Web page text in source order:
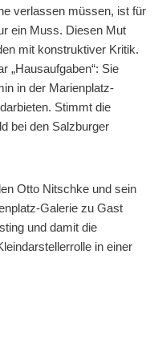
verlassen müssen, ist für
ein Muss. Diesen Mut
mit konstruktiver Kritik.
„Hausaufgaben“: Sie
in der Marienplatz-
Stimmt die
bei den Salzburger
Otto Nitschke und sein
Galerie zu Gast
und damit die
in einer